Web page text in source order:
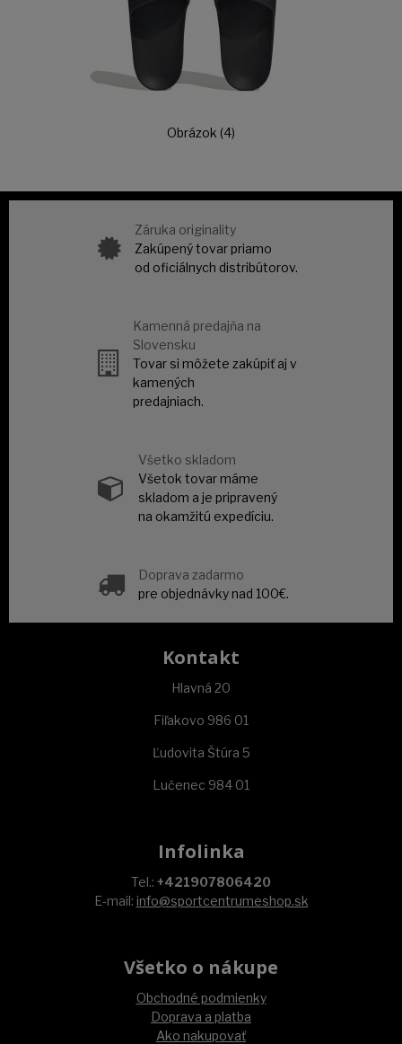
Obrázok (4)
Záruka originality
Zakúpený tovar priamo
od oficiálnych distribútorov.
Kamenná predajňa na
Slovensku
Tovar si môžete zakúpiť aj v
kamených
predajniach.
Všetko skladom
Všetok tovar máme
skladom a je pripravený
na okamžitú expedíciu.
Doprava zadarmo
pre objednávky nad 100€.
Kontakt
Hlavná 20
Fiľakovo 986 01
Ľudovita Štúra 5
Lučenec 984 01
Infolinka
Tel.: +421907806420
E-mail: info@sportcentrumeshop.sk
Všetko o nákupe
Obchodné podmienky
Doprava a platba
Ako nakupovať